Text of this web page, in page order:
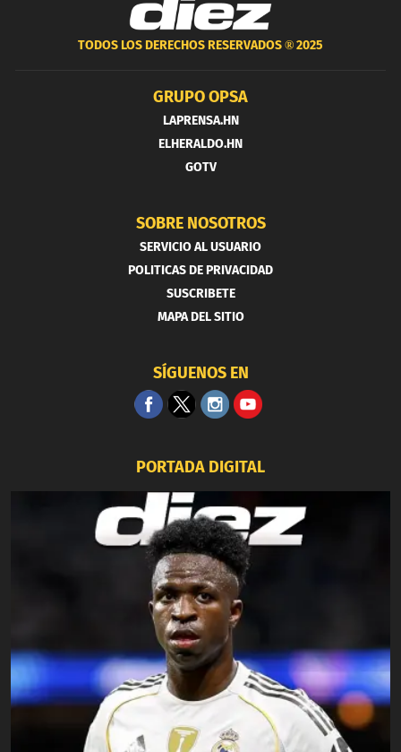
TODOS LOS DERECHOS RESERVADOS ®2025
GRUPO OPSA
LAPRENSA.HN
ELHERALDO.HN
GOTV
SOBRE NOSOTROS
SERVICIO AL USUARIO
POLITICAS DE PRIVACIDAD
SUSCRIBETE
MAPA DEL SITIO
SÍGUENOS EN
PORTADA DIGITAL